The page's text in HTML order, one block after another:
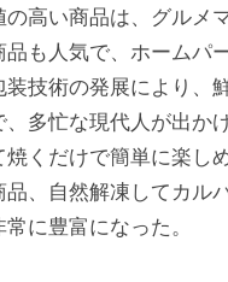
高い商品は、グルメ
も人気で、ホームパ
技術の発展により、
多忙な現代人が出か
くだけで簡単に楽し
、自然解凍してカル
に豊富になった。